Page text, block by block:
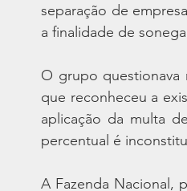
separação de
a finalidade de
O grupo questionava
que reconheceu a
aplicação da multa
percentual é
A Fazenda Nacional,